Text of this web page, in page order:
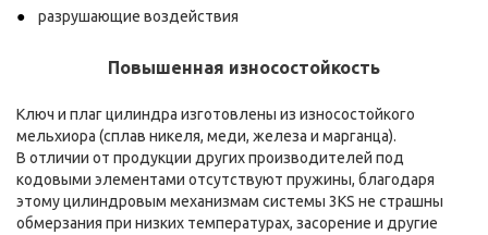
разрушающие воздействия
Повышенная износостойкость
Ключ и плаг цилиндра изготовлены из износостойкого
мельхиора (сплав никеля, меди, железа и марганца).
В отличии от продукции других производителей под
кодовыми элементами отсутствуют пружины, благодаря
этому цилиндровым механизмам системы 3KS не страшны
обмерзания при низких температурах, засорение и другие